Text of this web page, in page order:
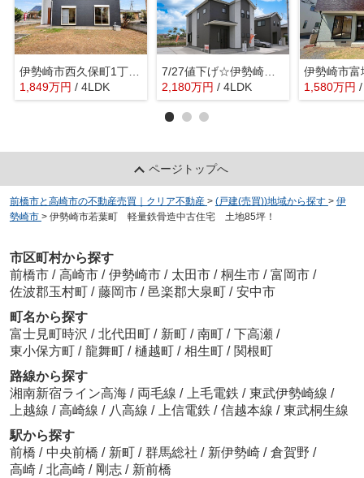
伊勢崎市西久保町1丁目中古戸建
1,849万円 / 4LDK
7/27値下げ☆伊勢崎市境保泉 築浅中古住宅
2,180万円 / 4LDK 1,580万円
ページトップへ
前橋市と高崎市の不動産売買｜クリア不動産 > (戸建(売買))地域から探す > 伊
勢崎市 > 伊勢崎市若葉町 軽量鉄骨造中古住宅 土地85坪！
市区町村から探す
前橋市 / 高崎市 / 伊勢崎市 / 太田市 / 桐生市 / 富岡市 /
佐波郡玉村町 / 藤岡市 / 邑楽郡大泉町 / 安中市
町名から探す
富士見町時沢 / 北代田町 / 新町 / 南町 / 下高瀬 /
東小保方町 / 龍舞町 / 樋越町 / 相生町 / 関根町
路線から探す
湘南新宿ライン高海 / 両毛線 / 上毛電鉄 / 東武伊勢崎線 /
上越線 / 高崎線 / 八高線 / 上信電鉄 / 信越本線 / 東武桐生線
駅から探す
前橋 / 中央前橋 / 新町 / 群馬総社 / 新伊勢崎 / 倉賀野 /
高崎 / 北高崎 / 剛志 / 新前橋